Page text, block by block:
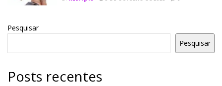
Pesquisar
Pesquisar
Posts recentes